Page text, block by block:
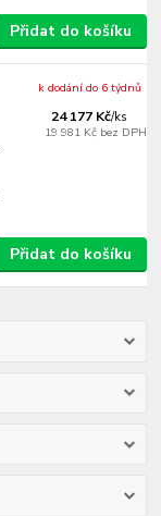
Přidat do košíku
24 177 Kč/ks
19 981 Kč bez DPH
k dodání do 6 týdnů
Přidat do košíku